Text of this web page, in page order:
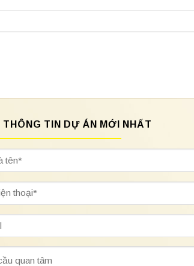
THÔNG TIN DỰ ÁN MỚI NHẤT